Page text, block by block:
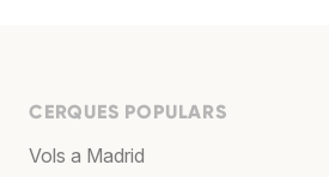
CERQUES POPULARS
Vols a Madrid